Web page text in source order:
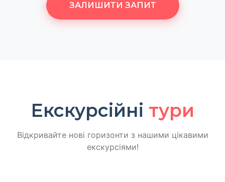
ЗАЛИШИТИ ЗАПИТ
Екскурсійні тури
Відкривайте нові горизонти з нашими цікавими
екскурсіями!